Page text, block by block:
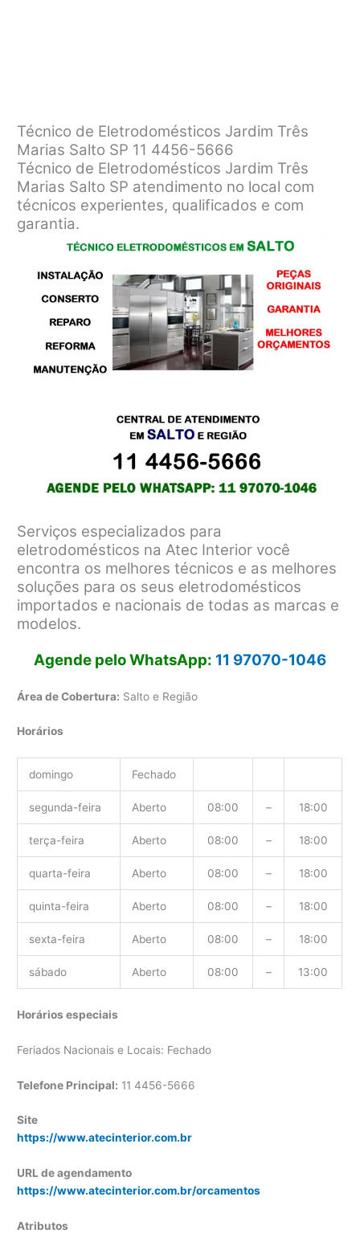
Técnico de Eletrodomésticos Jardim Três
Marias Salto SP 11 4456-5666
Técnico de Eletrodomésticos Jardim Três
Marias Salto SP atendimento no local com
técnicos experientes, qualificados e com
garantia.
Serviços especializados para
eletrodomésticos na Atec Interior você
encontra os melhores técnicos e as melhores
soluções para os seus eletrodomésticos
importados e nacionais de todas as marcas e
modelos.
Agende pelo WhatsApp: 11 97070-1046
Área de Cobertura: Salto e Região
Horários
domingo Fechado
segunda-feira Aberto 08:00 – 18:00
terça-feira Aberto 08:00 – 18:00
quarta-feira Aberto 08:00 – 18:00
quinta-feira Aberto 08:00 – 18:00
sexta-feira Aberto 08:00 – 18:00
sábado Aberto 08:00 – 13:00
Horários especiais
Feriados Nacionais e Locais: Fechado
Telefone Principal: 11 4456-5666
Site
https://www.atecinterior.com.br
URL de agendamento
https://www.atecinterior.com.br/orcamentos
Atributos